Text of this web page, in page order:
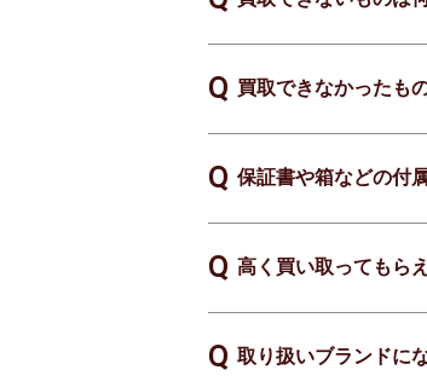
買取できなかったも
保証書や箱などの付
高く買い取ってもら
取り扱いブランドに